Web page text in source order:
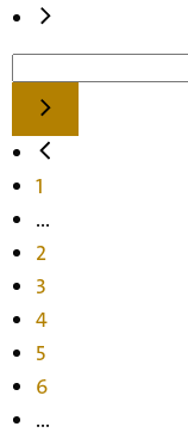
1
...
2
3
4
5
6
...